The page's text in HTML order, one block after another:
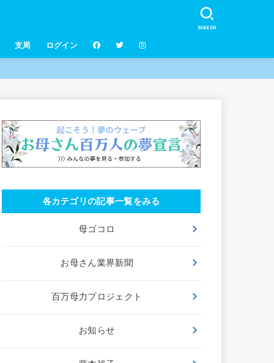
支局 ログイン
SEARCH
各カテゴリの記事一覧をみる
母ゴコロ
お母さん業界新聞
百万母力プロジェクト
お知らせ